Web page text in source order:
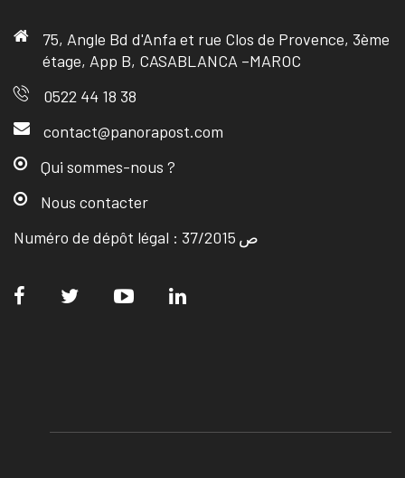
75, Angle Bd d'Anfa et rue Clos de Provence, 3ème
étage, App B, CASABLANCA –MAROC
0522 44 18 38
contact@panorapost.com
Qui sommes-nous ?
Nous contacter
Numéro de dépôt légal : ص 37/2015